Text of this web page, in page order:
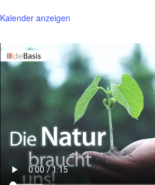
Kalender anzeigen